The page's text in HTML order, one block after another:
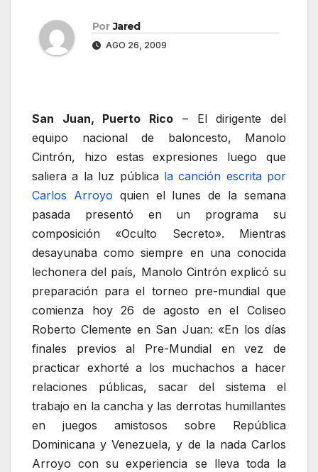
Por Jared
AGO 26, 2009
San Juan, Puerto Rico – El dirigente del
equipo nacional de baloncesto, Manolo
Cintrón, hizo estas expresiones luego que
saliera a la luz pública la canción escrita por
Carlos Arroyo quien el lunes de la semana
pasada presentó en un programa su
composición «Oculto Secreto». Mientras
desayunaba como siempre en una conocida
lechonera del país, Manolo Cintrón explicó su
preparación para el torneo pre-mundial que
comienza hoy 26 de agosto en el Coliseo
Roberto Clemente en San Juan: «En los días
finales previos al Pre-Mundial en vez de
practicar exhorté a los muchachos a hacer
relaciones públicas, sacar del sistema el
trabajo en la cancha y las derrotas humillantes
en juegos amistosos sobre República
Dominicana y Venezuela, y de la nada Carlos
Arroyo con su experiencia se lleva toda la